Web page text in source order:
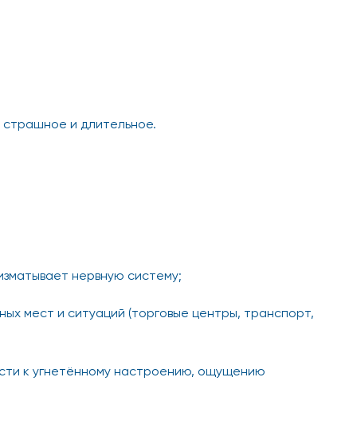
страшное и длительное.
нервную систему;
мест и ситуаций (торговые центры, транспорт,
к угнетённому настроению, ощущению